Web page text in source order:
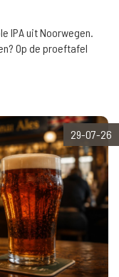
IPA uit Noorwegen.
Op de proeftafel
29-07-26